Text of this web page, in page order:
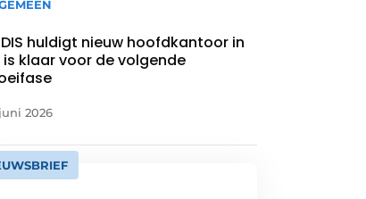
huldigt nieuw hoofdkantoor in
is klaar voor de volgende
2026